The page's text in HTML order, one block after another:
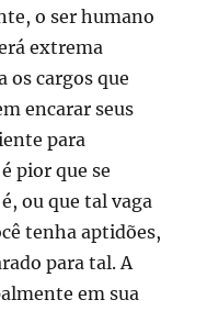
o ser humano
extrema
os cargos que
encarar seus
para
pior que se
ou que tal vaga
tenha aptidões,
para tal. A
em sua